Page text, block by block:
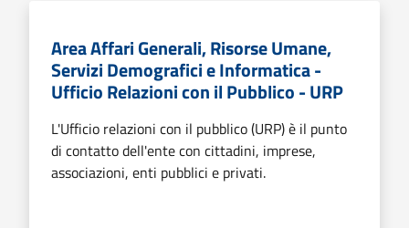
Area Affari Generali, Risorse Umane,
Servizi Demografici e Informatica -
Ufficio Relazioni con il Pubblico - URP
L'Ufficio relazioni con il pubblico (URP) è il punto
di contatto dell'ente con cittadini, imprese,
associazioni, enti pubblici e privati.